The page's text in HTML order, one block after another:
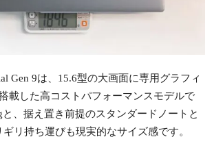
Gen 9は、15.6型の大画面に専用グラフィ
載した高コストパフォーマンスモデルで
、据え置き前提のスタンダードノートと
リ持ち運びも現実的なサイズ感です。